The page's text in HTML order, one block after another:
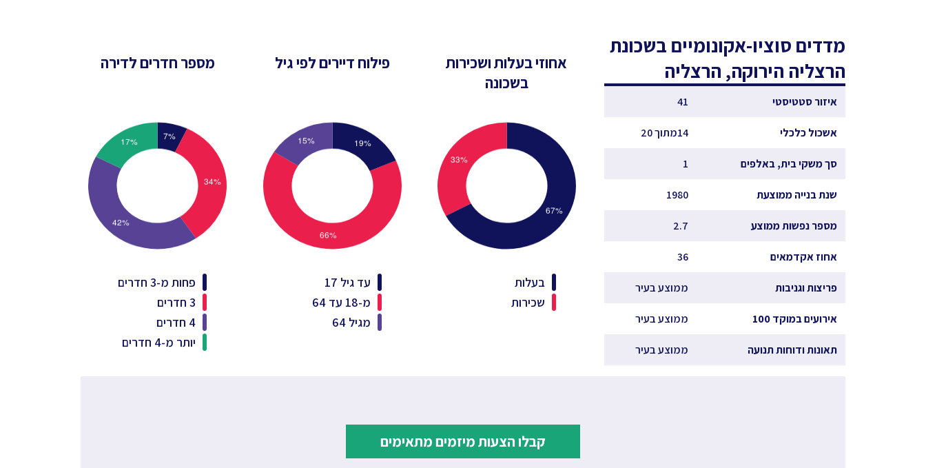
מדדים סוציו-אקונומיים בשכונת
הרצליה הירוקה, הרצליה
איזור סטטיסטי 41
אשכול כלכלי 14מתוך 20
סך משקי בית, באלפים 1
שנת בנייה ממוצעת 1980
מספר נפשות ממוצע 2.7
אחוז אקדמאים 36
פריצות וגניבות ממוצע בעיר
אירועים במוקד 100 ממוצע בעיר
תאונות ודוחות תנועה ממוצע בעיר
אחוזי בעלות ושכירות
בשכונה
בעלות
שכירות
פילוח דיירים לפי גיל
עד גיל 17
מ-18 עד 64
מגיל 64
מספר חדרים לדירה
פחות מ-3 חדרים
3 חדרים
4 חדרים
יותר מ-4 חדרים
קבלו הצעות מיזמים מתאימים